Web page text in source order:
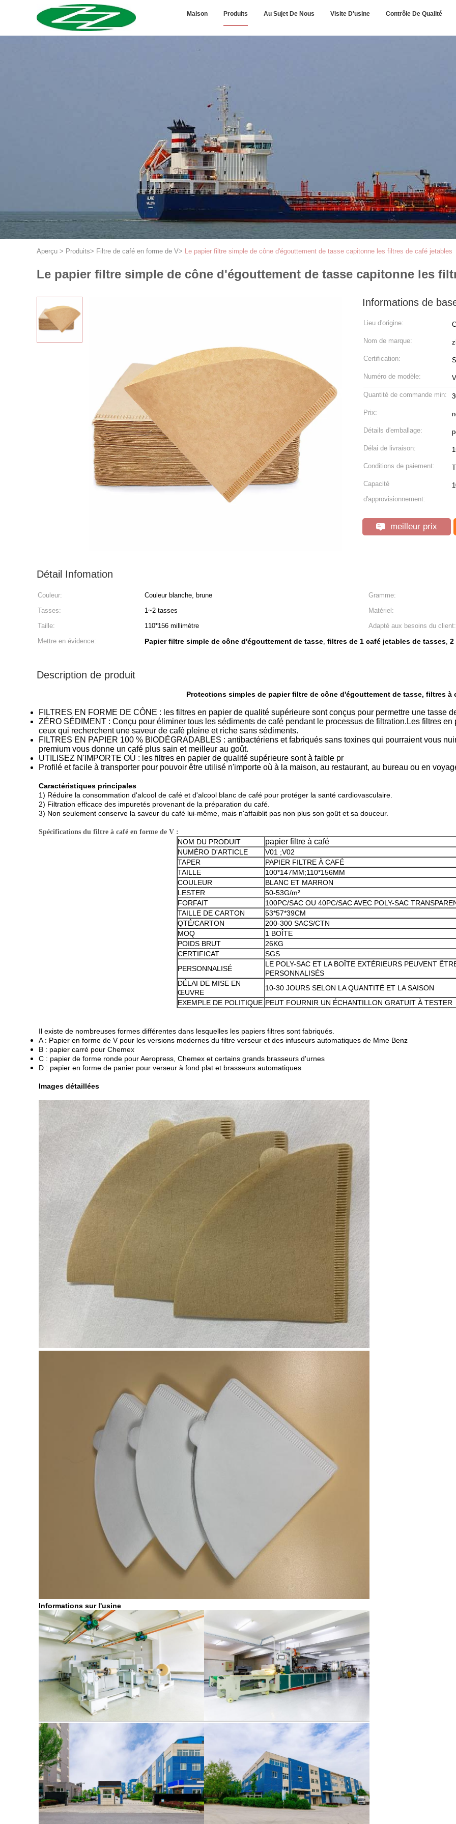
Maison Produits Au Sujet De Nous Visite D'usine Contrôle De Qualité
Aperçu > Produits> Filtre de café en forme de V> Le papier filtre simple de cône d'égouttement de tasse capitonne les filtres de café jetables
Le papier filtre simple de cône d'égouttement de tasse capitonne les
Informations de
Lieu d'origine:
Nom de marque:
Certification:
Numéro de modèle: V
Quantité de commande min:
Prix:
Détails d'emballage:
Délai de livraison:
Conditions de paiement:
Capacité
d'approvisionnement:
meilleur prix
Détail Infomation
Couleur: Couleur blanche, brune
Gramme:
Tasses:
1~2 tasses
Matériel:
Taille:
110*156 millimètre
Adapté aux besoins du client:
Mettre en évidence:
Papier filtre simple de cône d'égouttement de tasse, filtres de 1 café jetables de tasses, 2
Description de produit
Protections simples de papier filtre de cône d'égouttement de tasse, filtres à
FILTRES EN FORME DE CÔNE : les filtres en papier de qualité supérieure sont conçus pour permettre une tasse
ZÉRO SÉDIMENT : Conçu pour éliminer tous les sédiments de café pendant le processus de filtration.Les filtres
ceux qui recherchent une saveur de café pleine et riche sans sédiments.
FILTRES EN PAPIER 100 % BIODÉGRADABLES : antibactériens et fabriqués sans toxines qui pourraient vous
premium vous donne un café plus sain et meilleur au goût.
UTILISEZ N'IMPORTE OÙ : les filtres en papier de qualité supérieure sont à faible pr
Profilé et facile à transporter pour pouvoir être utilisé n'importe où à la maison, au restaurant, au bureau ou en
Caractéristiques principales
1) Réduire la consommation d'alcool de café et d'alcool blanc de café pour protéger la santé cardiovasculaire.
2) Filtration efficace des impuretés provenant de la préparation du café.
3) Non seulement conserve la saveur du café lui-même, mais n'affaiblit pas non plus son goût et sa douceur.
Spécifications du filtre à café en forme de V :
NOM DU PRODUIT papier filtre à café
NUMÉRO D'ARTICLE
V01 ;V02
TAPER
PAPIER FILTRE À CAFÉ
TAILLE
100*147MM;110*156MM
COULEUR
BLANC ET MARRON
LESTER
50-53G/m²
FORFAIT
100PC/SAC OU 40PC/SAC AVEC POLY-SAC
TAILLE DE CARTON
53*57*39CM
QTÉ/CARTON
200-300 SACS/CTN
MOQ
1 BOÎTE
POIDS BRUT
26KG
CERTIFICAT
SGS
PERSONNALISÉ
LE POLY-SAC ET LA BOÎTE EXTÉRIEURS PEUVENT
PERSONNALISÉS
DÉLAI DE MISE EN
ŒUVRE
10-30 JOURS SELON LA QUANTITÉ ET LA SAISON
EXEMPLE DE POLITIQUE PEUT FOURNIR UN ÉCHANTILLON GRATUIT À TESTER
Il existe de nombreuses formes différentes dans lesquelles les papiers filtres sont fabriqués.
A : Papier en forme de V pour les versions modernes du filtre verseur et des infuseurs automatiques de Mme Benz
B : papier carré pour Chemex
C : papier de forme ronde pour Aeropress, Chemex et certains grands brasseurs d'urnes
D : papier en forme de panier pour verseur à fond plat et brasseurs automatiques
Images détaillées
Informations sur l'usine